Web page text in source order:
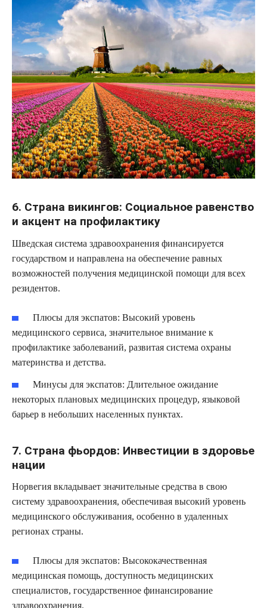
6. Страна викингов: Социальное равенство
и акцент на профилактику
Шведская система здравоохранения финансируется
государством и направлена на обеспечение равных
возможностей получения медицинской помощи для всех
резидентов.
Плюсы для экспатов: Высокий уровень
медицинского сервиса, значительное внимание к
профилактике заболеваний, развитая система охраны
материнства и детства.
Минусы для экспатов: Длительное ожидание
некоторых плановых медицинских процедур, языковой
барьер в небольших населенных пунктах.
7. Страна фьордов: Инвестиции в здоровье
нации
Норвегия вкладывает значительные средства в свою
систему здравоохранения, обеспечивая высокий уровень
медицинского обслуживания, особенно в удаленных
регионах страны.
Плюсы для экспатов: Высококачественная
медицинская помощь, доступность медицинских
специалистов, государственное финансирование
здравоохранения.